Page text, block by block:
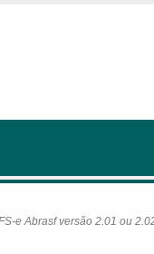
e Abrasf versão 2.01 ou